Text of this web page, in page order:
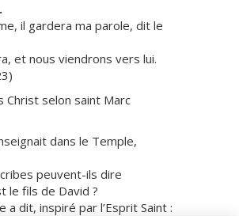
il gardera ma parole, dit le
et nous viendrons vers lui.
Christ selon saint Marc
dans le Temple,
peuvent-ils dire
le fils de David ?
dit, inspiré par l’Esprit Saint :